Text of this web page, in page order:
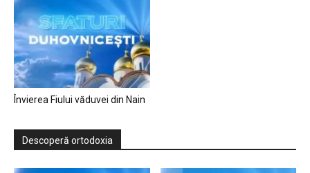
Învierea Fiului văduvei din Nain
Descoperă ortodoxia